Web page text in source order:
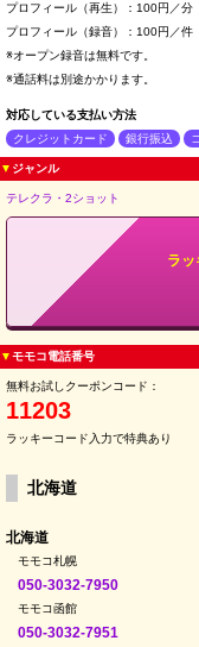
プロフィール（再生）：100円／分
プロフィール（録音）：100円／件
※オープン録音は無料です。
※通話料は別途かかります。
対応している支払い方法
クレジットカード
銀行振込
▼ ジャンル
テレクラ・2ショット
ラッ
▼モモコ電話番号
無料お試しクーポンコード：
11203
ラッキーコード入力で特典あり
北海道
北海道
モモコ札幌
050-3032-7950
モモコ函館
050-3032-7951